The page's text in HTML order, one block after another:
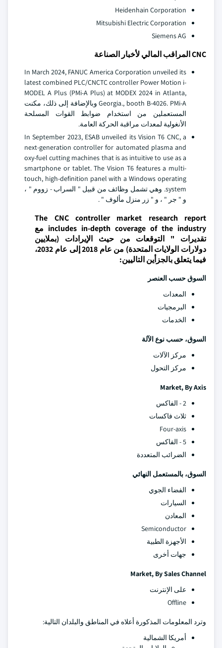
Heidenhain Corporation
Mitsubishi Electric Corporation
Siemens AG
CNC المراقب المالي لأخبار الصناعة
In March 2024, FANUC America Corporation unveiled its
latest combined PLC/CNCTC controller Power Motion i-
MODEL A Plus (PMi-A Plus) at MODEX 2024 in Atlanta,
Georgia., booth B-4026. PMi-A وبالإضافة إلى ذلك، مكنت
المستعملين من استخدام ضوابط القوات المسلحة
الأنغولية لمعدات مراقبة الحركة العامة.
In September 2023, ESAB unveiled its Vision T6 CNC, a
next-generation controller for automated plasma and
oxy-fuel cutting machines that is as intuitive to use as a
smartphone or tablet. The Vision T6 features a multi-
touch, high-definition panel with a Windows operating
system. وهي تشمل وظائف من قبيل " السراب - زووم " ،
و " جر " ، و " زر منزل مألوف " .
The CNC controller market research report
includes in-depth coverage of the industry مع
تقديرات " التوقعات من حيث الإيرادات (بملايين
دولارات الولايات المتحدة) من عام 2018 إلى عام 2032،
فيما يتعلق بالجزأين التاليين:
السوق حسب العنصر
المعدات
البرمجيات
الخدمات
السوق، حسب نوع الآلة
مركز الآلات
مركز التحول
Market, By Axis
2 - الفاكس
ثلاث فاكسات
Four-axis
5 - الفاكس
الضرائب المتعددة
السوق، بالمستعمل النهائي
الفضاء الجوي
السيارات
المعادن
Semiconductor
الأجهزة الطبية
جهات أخرى
Market, By Sales Channel
على الإنترنت
Offline
وترد المعلومات المذكورة أعلاه في المناطق والبلدان التالية:
أمريكا الشمالية